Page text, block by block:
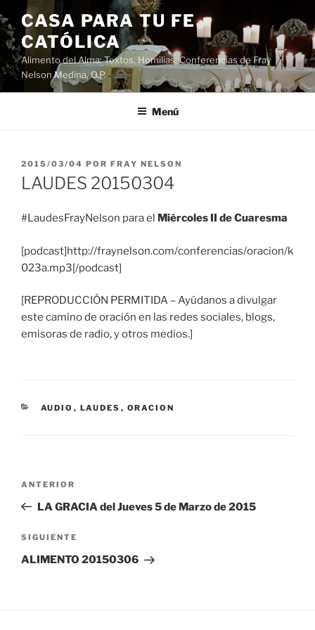
Saltar
al
contenido
CASA PARA TU FE
CATÓLICA
Alimento del Alma: Textos, Homilias, Conferencias de Fray
Nelson Medina, O.P.
Menú
PUBLICADO
EL
2015/03/04 POR FRAY NELSON
LAUDES 20150304
#LaudesFrayNelson para el Miércoles II de Cuaresma
[podcast]http://fraynelson.com/conferencias/oracion/k
023a.mp3[/podcast]
[REPRODUCCIÓN PERMITIDA – Ayúdanos a divulgar
este camino de oración en las redes sociales, blogs,
emisoras de radio, y otros medios.]
CATEGORÍAS
AUDIO , LAUDES , ORACION
entradas
Entrada
anterior:
ANTERIOR
LA GRACIA del Jueves 5 de Marzo de 2015
Siguiente
entrada
SIGUIENTE
ALIMENTO 20150306